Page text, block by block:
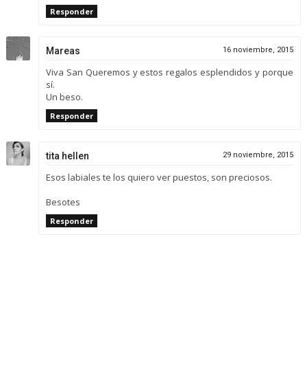
Responder
Mareas 16 noviembre, 2015
Viva San Queremos y estos regalos esplendidos y porque
sí.
Un beso.
Responder
tita hellen 29 noviembre, 2015
Esos labiales te los quiero ver puestos, son preciosos.
Besotes
Responder